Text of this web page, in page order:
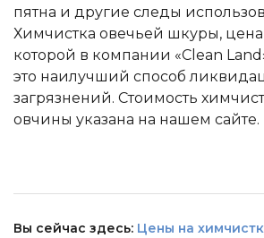
пятна и другие следы
Химчистка овечьей шкуры,
которой в компании «Clean
это наилучший способ
загрязнений. Стоимость
овчины указана на нашем сайте.
Вы сейчас здесь: Цены на